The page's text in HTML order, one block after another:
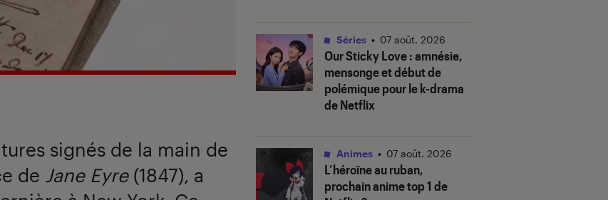
signés de la main de
de Jane Eyre(1847), a
Our Sticky Love: amnésie,
mensonge et début de
polémique pour le k-drama
de Netflix
Séries • 07 août. 2026
L’héroïne au ruban,
prochain anime top 1 de
Animes • 07 août. 2026